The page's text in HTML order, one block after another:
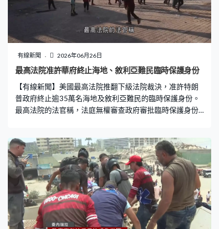
有線新聞 2026年06月26日
最高法院准許華府終止海地、敘利亞難民臨時保護身份
【有線新聞】美國最高法院推翻下級法院裁決，准許特朗
普政府終止逾35萬名海地及敘利亞難民的臨時保護身份。
最高法院的法官稱，法庭無權審查政府審批臨時保護身份
時保護身份的人可以在美國合法工作和居留18個月，不可
因其身份被拘留或驅逐。 法庭亦以6比3裁定特朗普政府有
權限制申請尋求庇護的名額，意味美國官員可在邊境拒絕
難民尋求庇護。